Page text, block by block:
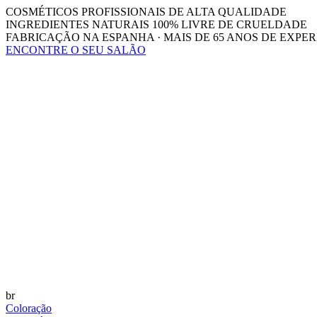
COSMÉTICOS PROFISSIONAIS DE ALTA QUALIDADE
INGREDIENTES NATURAIS 100% LIVRE DE CRUELDADE
FABRICAÇÃO NA ESPANHA · MAIS DE 65 ANOS DE
ENCONTRE O SEU SALÃO
br
Coloração